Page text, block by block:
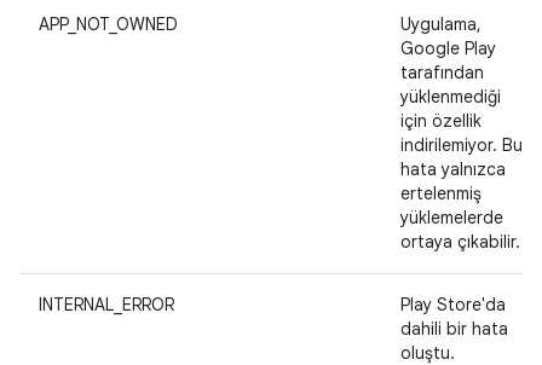
APP_NOT_OWNED
Uygulama,
Google Play
tarafından
yüklenmediği
için özellik
indirilemiyor. Bu
hata yalnızca
ertelenmiş
yüklemelerde
ortaya çıkabilir.
INTERNAL_ERROR
Play Store'da
dahili bir hata
oluştu.